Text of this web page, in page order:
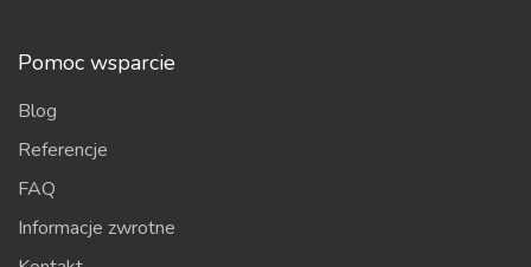
Pomoc wsparcie
Blog
Referencje
FAQ
Informacje zwrotne